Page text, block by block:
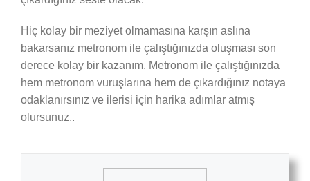
Hiç kolay bir meziyet olmamasına karşın aslına
bakarsanız metronom ile çalıştığınızda oluşması son
derece kolay bir kazanım. Metronom ile çalıştığınızda
hem metronom vuruşlarına hem de çıkardığınız notaya
odaklanırsınız ve ilerisi için harika adımlar atmış
olursunuz..